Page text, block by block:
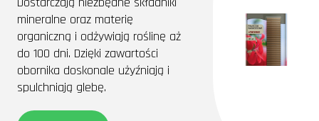
mineralne oraz materię
organiczną i odżywiają roślinę aż
do 100 dni. Dzięki zawartości
obornika doskonale użyźniają i
spulchniają glebę.